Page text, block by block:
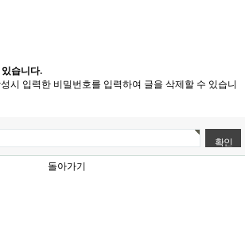
습니다.
시 입력한 비밀번호를 입력하여 글을 삭제할 수 있습니
돌아가기